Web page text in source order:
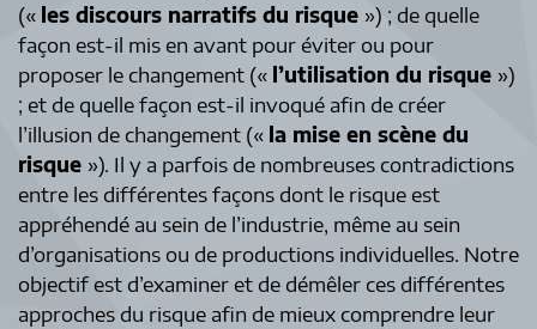
(« les discours narratifs du risque ») ; de quelle
façon est-il mis en avant pour éviter ou pour
proposer le changement (« l’utilisation du risque »)
; et de quelle façon est-il invoqué afin de créer
l’illusion de changement (« la mise en scène du
risque »). Il y a parfois de nombreuses contradictions
entre les différentes façons dont le risque est
appréhendé au sein de l’industrie, même au sein
d’organisations ou de productions individuelles. Notre
objectif est d’examiner et de démêler ces différentes
approches du risque afin de mieux comprendre leur